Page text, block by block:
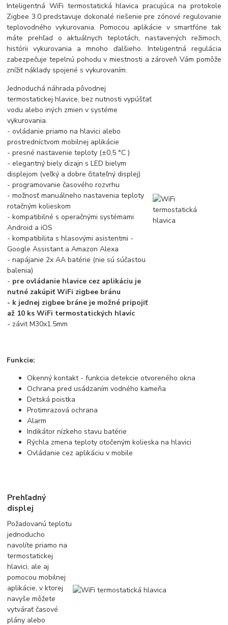
Inteligentná WiFi termostatická hlavica pracujúca na protokole
Zigbee 3.0 predstavuje dokonalé riešenie pre zónové regulovanie
teplovodného vykurovania. Pomocou aplikácie v smartfóne tak
máte prehľad o aktuálnych teplotách, nastavených režimoch,
histórii vykurovania a mnoho ďalšieho. Inteligentná regulácia
zabezpečuje tepelnú pohodu v miestnosti a zároveň Vám pomôže
znížiť náklady spojené s vykurovaním.
Jednoduchá náhrada pôvodnej
termostatickej hlavice, bez nutnosti vypúšťať
vodu alebo iných zmien v systéme
vykurovania.
- ovládanie priamo na hlavici alebo
prostredníctvom mobilnej aplikácie
- presné nastavenie teploty (±0,5 °C )
- elegantný biely dizajn s LED bielym
displejom (veľký a dobre čitateľný displej)
- programovanie časového rozvrhu
- možnosť manuálneho nastavenia teploty
rotačným kolieskom
- kompatibilné s operačnými systémami
Android a iOS
- kompatibilita s hlasovými asistentmi -
Google Assistant a Amazon Alexa
- napájanie 2x AA batérie (nie sú súčastou
balenia)
- pre ovládanie hlavice cez aplikáciu je
nutné zakúpiť WiFi zigbee bránu
- k jednej zigbee bráne je možné pripojiť
až 10 ks WiFi termostatických hlavíc
- závit M30x1.5mm
Funkcie:
Okenný kontakt - funkcia detekcie otvoreného okna
Ochrana pred usádzaním vodného kameňa
Detská poistka
Protimrazová ochrana
Alarm
Indikátor nízkeho stavu batérie
Rýchla zmena teploty otočeným kolieska na hlavici
Ovládanie cez aplikáciu v mobile
Prehľadný
displej
Požadovanú teplotu
jednoducho
navolíte priamo na
termostatickej
hlavici, ale aj
pomocou mobilnej
aplikácie, v ktorej
navyše môžete
vytvárať časové
plány alebo